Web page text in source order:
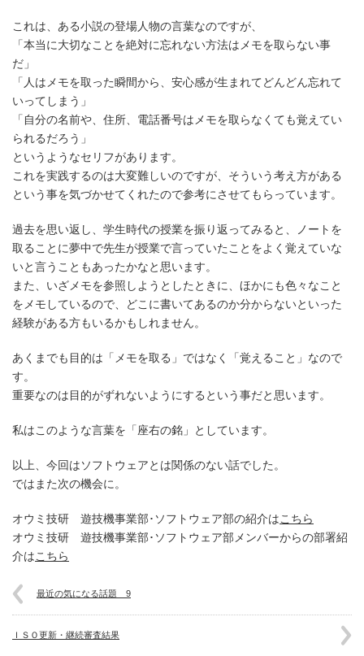
これは、ある小説の登場人物の言葉なのですが、
「本当に大切なことを絶対に忘れない方法はメモを取らない事
だ」
「人はメモを取った瞬間から、安心感が生まれてどんどん忘れて
いってしまう」
「自分の名前や、住所、電話番号はメモを取らなくても覚えてい
られるだろう」
というようなセリフがあります。
これを実践するのは大変難しいのですが、そういう考え方がある
という事を気づかせてくれたので参考にさせてもらっています。
過去を思い返し、学生時代の授業を振り返ってみると、ノートを
取ることに夢中で先生が授業で言っていたことをよく覚えていな
いと言うこともあったかなと思います。
また、いざメモを参照しようとしたときに、ほかにも色々なこと
をメモしているので、どこに書いてあるのか分からないといった
経験がある方もいるかもしれません。
あくまでも目的は「メモを取る」ではなく「覚えること」なので
す。
重要なのは目的がずれないようにするという事だと思います。
私はこのような言葉を「座右の銘」としています。
以上、今回はソフトウェアとは関係のない話でした。
ではまた次の機会に。
オウミ技研 遊技機事業部･ソフトウェア部の紹介はこちら
オウミ技研 遊技機事業部･ソフトウェア部メンバーからの部署紹
介はこちら
最近の気になる話題 9
ＩＳＯ更新・継続審査結果